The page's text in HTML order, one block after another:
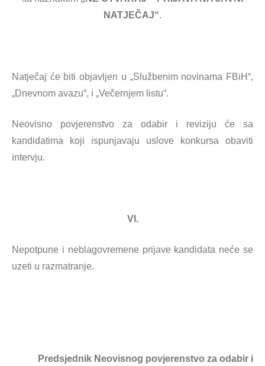
NATJEČAJ“.
Natječaj će biti objavljen u „Službenim novinama FBiH“,
„Dnevnom avazu“, i „Večernjem listu“.
Neovisno povjerenstvo za odabir i reviziju će sa
kandidatima koji ispunjavaju uslove konkursa obaviti
intervju.
VI.
Nepotpune i neblagovremene prijave kandidata neće se
uzeti u razmatranje.
Predsjednik Neovisnog povjerenstvo za odabir i